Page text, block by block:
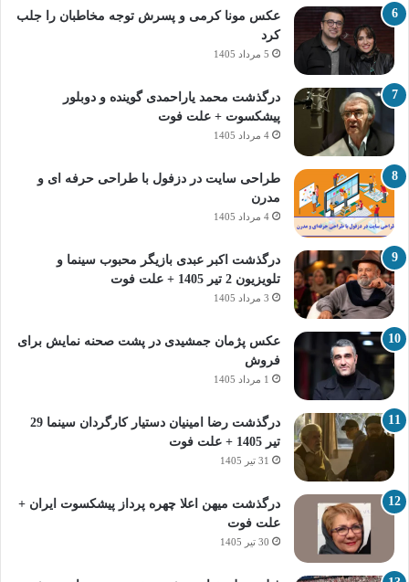
عکس مونا کرمی و پسرش توجه مخاطبان را جلب
کرد
5 مرداد 1405
درگذشت محمد یاراحمدی گوینده و دوبلور
پیشکسوت + علت فوت
4 مرداد 1405
طراحی سایت در دزفول با طراحی حرفه‌ ای و
مدرن
4 مرداد 1405
درگذشت اکبر عبدی بازیگر محبوب سینما و
تلویزیون 2 تیر 1405 + علت فوت
3 مرداد 1405
عکس پژمان جمشیدی در پشت صحنه نمایش برای
فروش
1 مرداد 1405
درگذشت رضا امینیان دستیار کارگردان سینما 29
تیر 1405 + علت فوت
31 تیر 1405
درگذشت میهن اعلا چهره پرداز پیشکسوت ایران +
علت فوت
30 تیر 1405